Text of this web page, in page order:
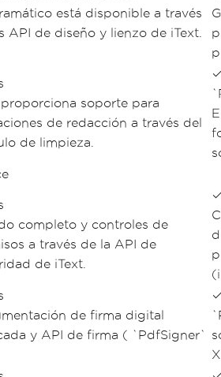
está disponible a través
API de diseño y lienzo de iText.
proporciona soporte para
de redacción a través del
de limpieza.
completo y controles de
a través de la API de
de iText.
de firma digital
y API de firma ( `PdfSigner`